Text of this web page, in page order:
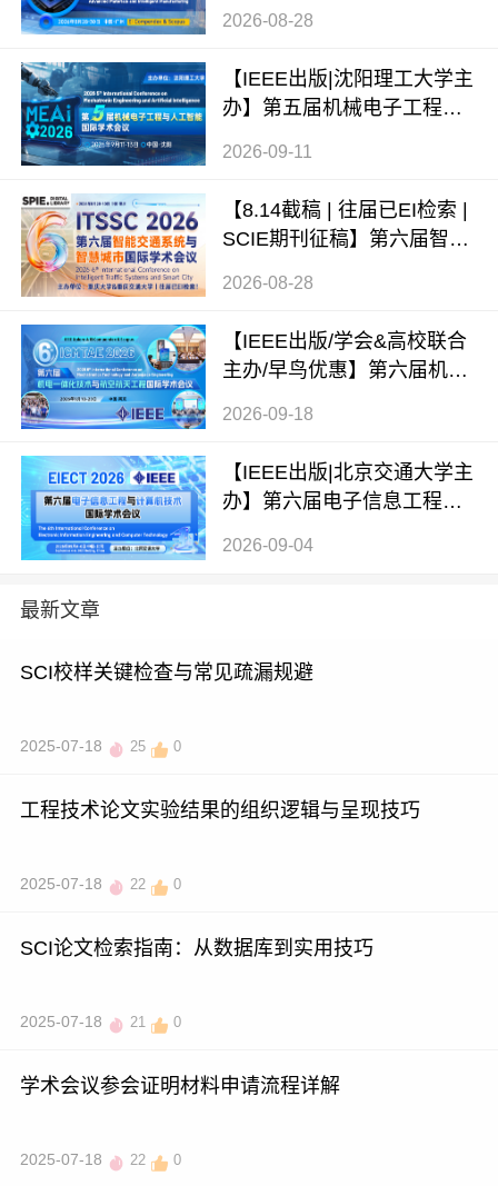
2026-08-28
【IEEE出版|沈阳理工大学主
办】第五届机械电子工程与
2026-09-11
【8.14截稿 | 往届已EI检索 |
SCIE期刊征稿】第六届智能
2026-08-28
【IEEE出版/学会&高校联合
主办/早鸟优惠】第六届机电
6）
2026-09-18
【IEEE出版|北京交通大学主
办】第六届电子信息工程与
2026-09-04
最新文章
SCI校样关键检查与常见疏漏规避
2025-07-18 25 0
工程技术论文实验结果的组织逻辑与呈现技巧
2025-07-18 22 0
SCI论文检索指南：从数据库到实用技巧
2025-07-18 21 0
学术会议参会证明材料申请流程详解
2025-07-18 22 0